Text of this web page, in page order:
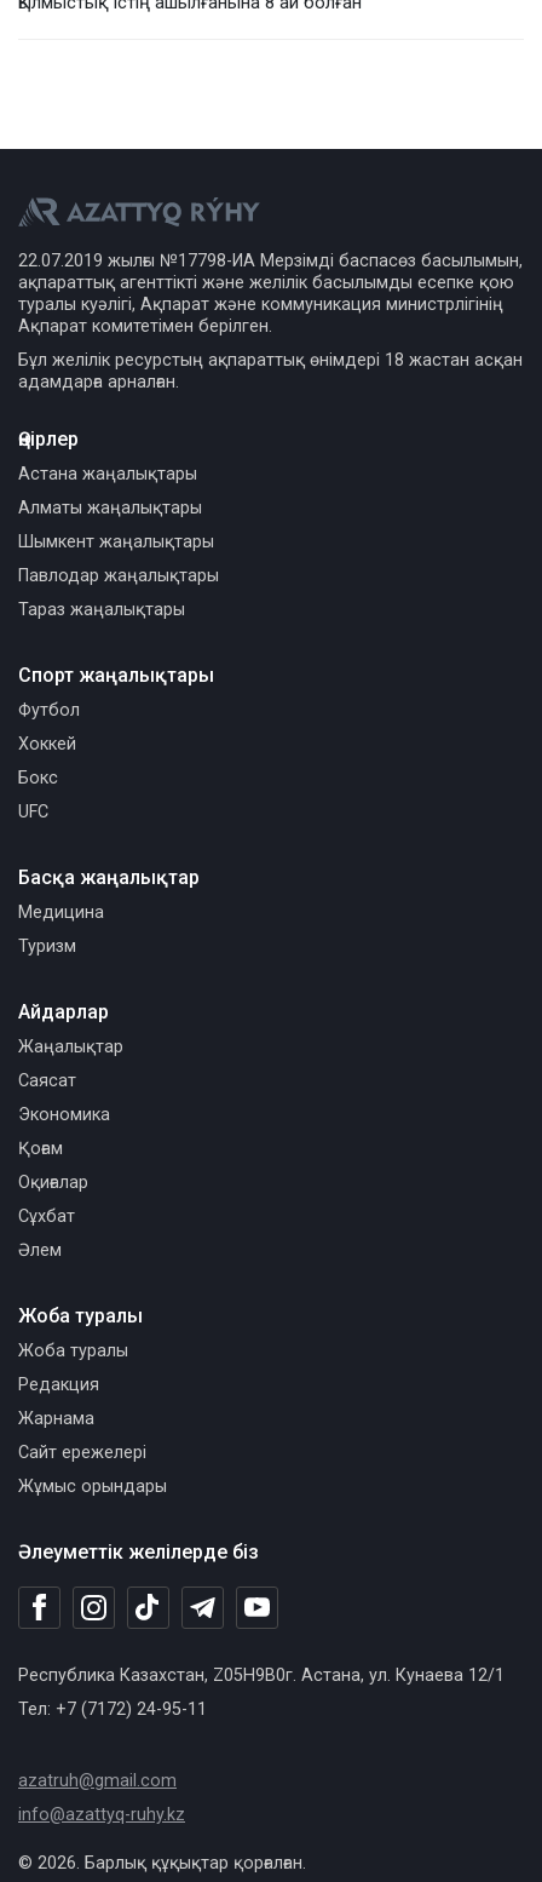
22.07.2019 жылғы №17798-ИА Мерзімді баспасөз басылымын,
ақпараттық агенттікті және желілік басылымды есепке қою
туралы куәлігі, Ақпарат және коммуникация министрлігінің
Ақпарат комитетімен берілген.
Бұл желілік ресурстың ақпараттық өнімдері 18 жастан асқан
адамдарға арналған.
Өңірлер
Астана жаңалықтары
Алматы жаңалықтары
Шымкент жаңалықтары
Павлодар жаңалықтары
Тараз жаңалықтары
Спорт жаңалықтары
Футбол
Хоккей
Бокс
UFC
Басқа жаңалықтар
Медицина
Туризм
Әлеуметтік желілерде біз
Республика Казахстан, Z05H9B0г. Астана, ул. Кунаева 12/1
Тел: +7 (7172) 24-95-11
azatruh@gmail.com
info@azattyq-ruhy.kz
Айдарлар
Жаңалықтар
Саясат
Экономика
Қоғам
Оқиғалар
Сұхбат
Әлем
Жоба туралы
Жоба туралы
Редакция
Жарнама
Сайт ережелері
Жұмыс орындары
© 2026. Барлық құқықтар қорғалған.